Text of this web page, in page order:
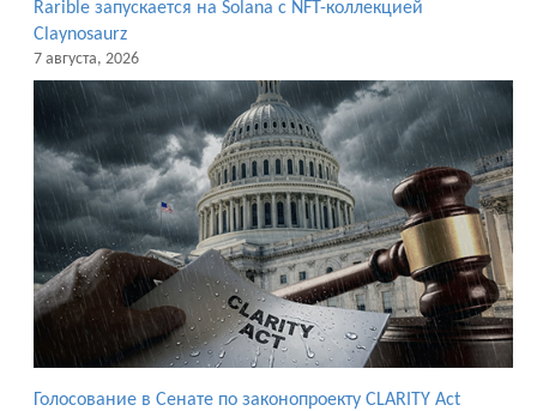
Rarible запускается на Solana с NFT-коллекцией
Claynosaurz
7 августа, 2026
Голосование в Сенате по законопроекту CLARITY Act